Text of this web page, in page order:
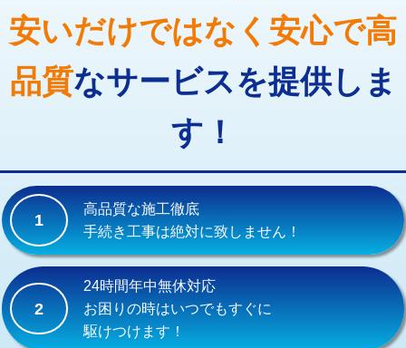
廃棄・処分 現場見積
止水・漏水調査・防水処理・清掃・修
理・調整・分解・加工など（重作業）
33,000円
その他部品の脱着 8,800円～
交換・取付(単水栓（壁付・デッキ
式）)
13,200円+材料費
交換・取付(混合水栓（壁付・デッキ
式・ワンホール）)
16,500円+材料費
交換・取付(排水栓・排水トラップ
（P/S/ポップアップ））
交換・取付（その他部品）
安いだけではなく安心で高
品質なサービスを提供しま
す！
1
高品質な施工徹底
手続き工事は絶対に致しません！
2
24時間年中無休対応
お困りの時はいつでもすぐに
駆けつけます！